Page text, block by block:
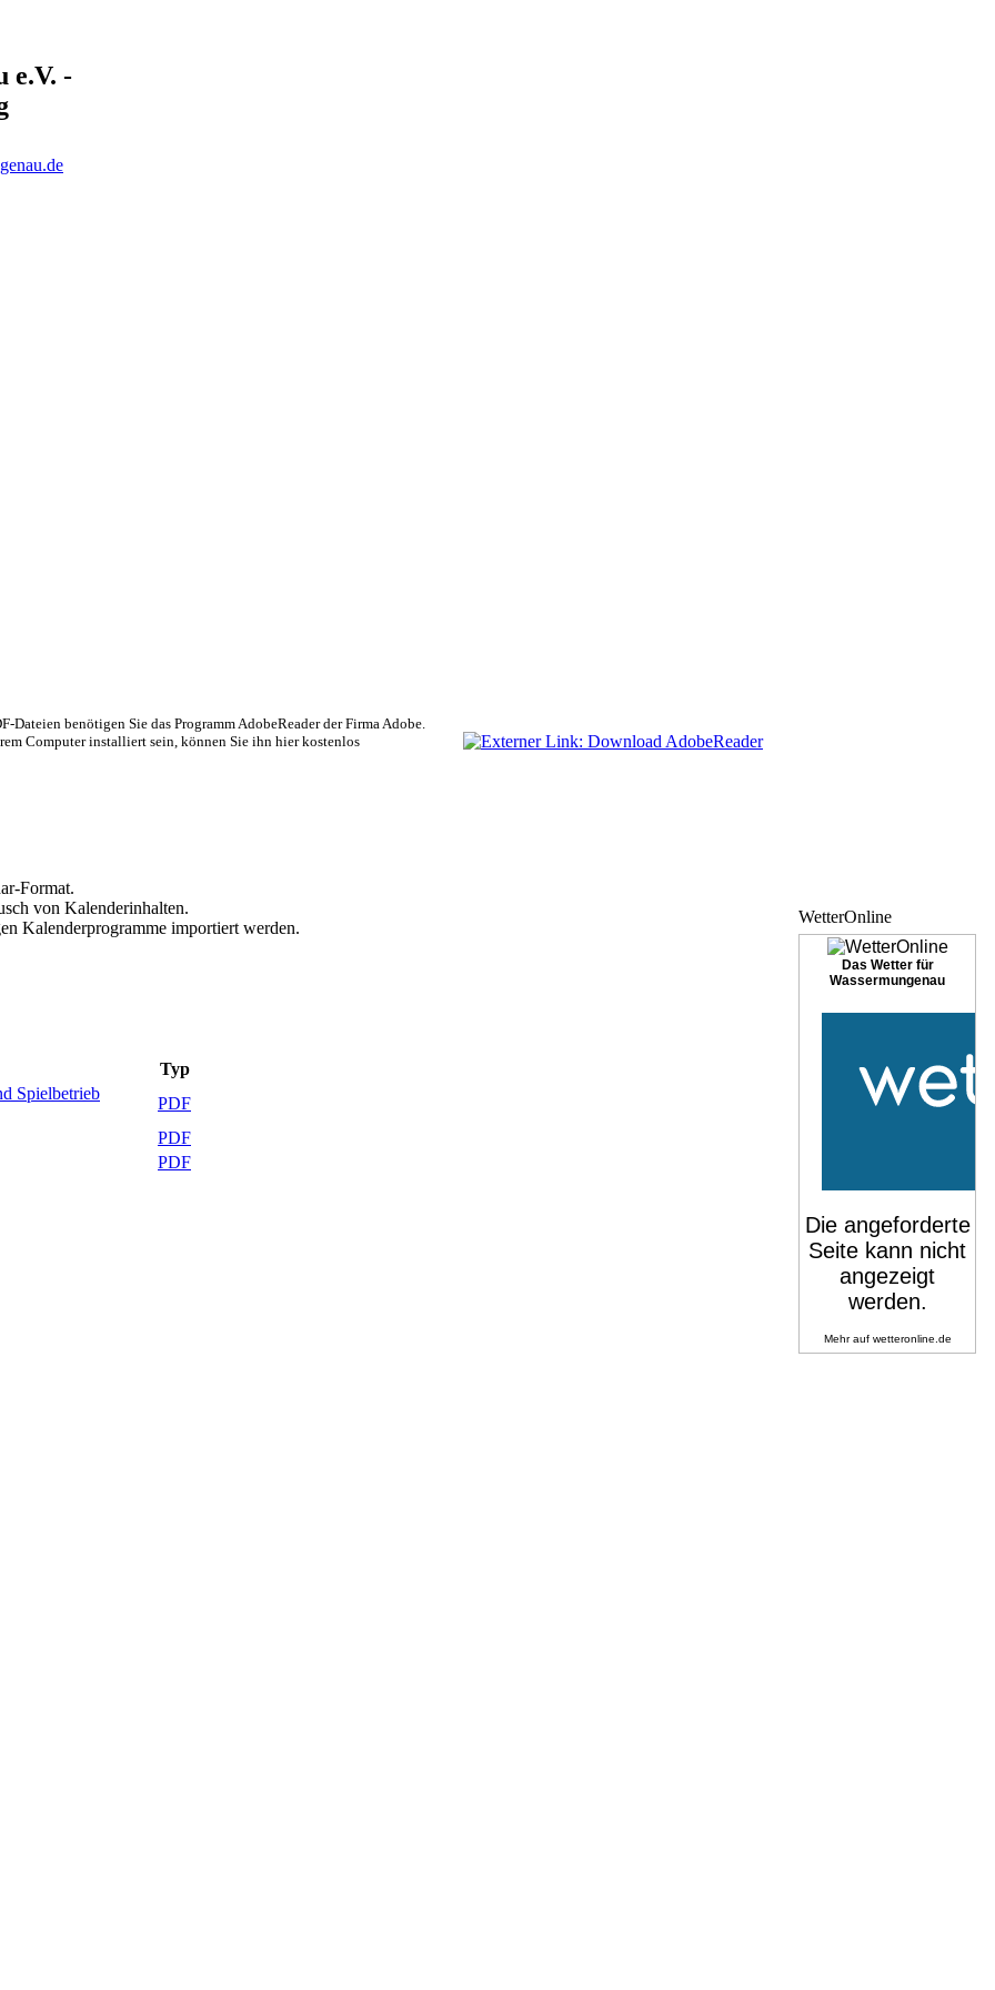
e.V. -
Dateien benötigen Sie das Programm AdobeReader der Firma Adobe.
Computer installiert sein, können Sie ihn hier kostenlos
Format.
von Kalenderinhalten.
Kalenderprogramme importiert werden.
Typ
Spielbetrieb
PDF
PDF
PDF
WetterOnline
Das Wetter für
Wassermungenau
Mehr auf wetteronline.de